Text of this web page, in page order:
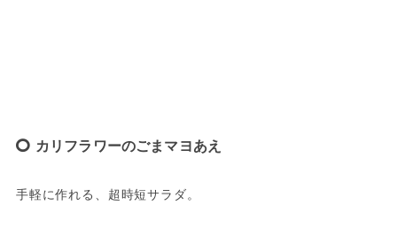
カリフラワーのごまマヨあえ
手軽に作れる、超時短サラダ。